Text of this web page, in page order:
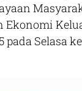
Ekonomi
pada Selasa